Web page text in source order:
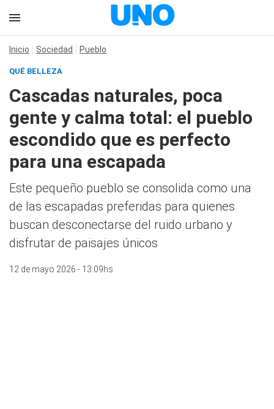
Inicio Sociedad Pueblo
QUÉ BELLEZA
Cascadas naturales, poca
gente y calma total: el pueblo
escondido que es perfecto
para una escapada
Este pequeño pueblo se consolida como una
de las escapadas preferidas para quienes
buscan desconectarse del ruido urbano y
disfrutar de paisajes únicos
12 de mayo 2026 - 13:09hs